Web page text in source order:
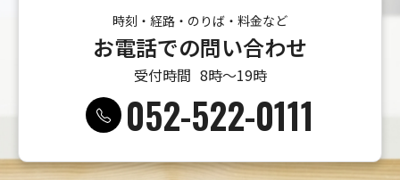
時刻・経路・のりば・料金など
お電話での問い合わせ
受付時間 8時〜19時
052-522-0111